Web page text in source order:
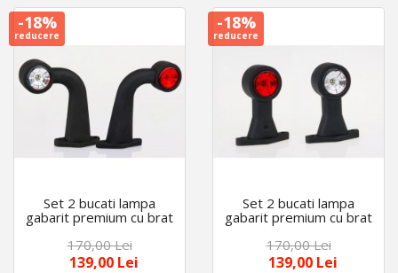
-18%
reducere
Set 2 bucati lampa
gabarit premium cu brat
curbat 12V-36V Alb-
Rosu
170,00 Lei
139,00 Lei
-18%
reducere
Set 2 bucati lampa
gabarit premium cu brat
scurt drept 12V-36V
Alb-Rosu
170,00 Lei
139,00 Lei